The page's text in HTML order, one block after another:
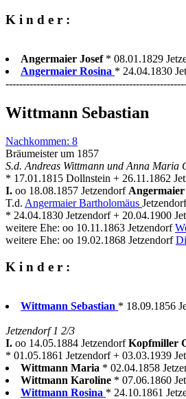
K i n d e r :
Angermaier Josef * 08.01.1829
Angermaier Rosina * 24.04.1830
Wittmann Sebastian
Nachkommen: 8
Bräumeister um 1857
S.d. Andreas Wittmann und Anna Maria
* 17.01.1815 Dollnstein + 26.11.1862
I. oo 18.08.1857 Jetzendorf
T.d. Angermaier Bartholomäus
* 24.04.1830 Jetzendorf + 20.04.1900
weitere Ehe: oo 10.11.1863 Jetzendorf
weitere Ehe: oo 19.02.1868 Jetzendorf
K i n d e r :
Wittmann Sebastian * 18.09.1856
Jetzendorf 1 2/3
I. oo 14.05.1884 JetzendorfKopfmiller
* 01.05.1861 Jetzendorf + 03.03.1939
Wittmann Maria * 02.04.1858
Wittmann Karoline * 07.06.1860
Wittmann Rosina * 24.10.1861